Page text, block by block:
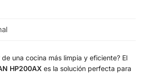
una cocina más limpia y eficiente? El
HP200AX es la solución perfecta para